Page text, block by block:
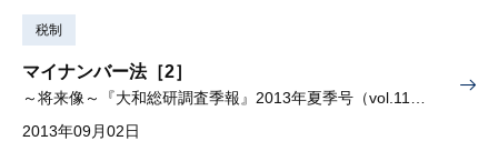
税制
マイナンバー法［2］
2013年09月02日